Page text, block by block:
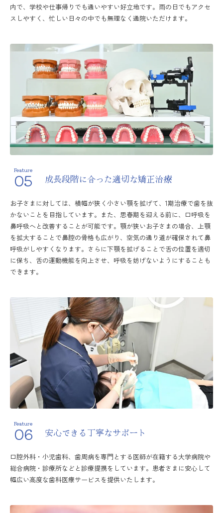
内で、学校や仕事帰りでも通いやすい好立地です。雨の日でもアクセ
スしやすく、忙しい日々の中でも無理なく通院いただけます。
Feature
05 成長段階に合った適切な矯正治療
お子さまに対しては、横幅が狭く小さい顎を拡げて、1期治療で歯を抜
かないことを目指しています。また、思春期を迎える前に、口呼吸を
鼻呼吸へと改善することが可能です。顎が狭いお子さまの場合、上顎
を拡大することで鼻腔の骨格も広がり、空気の通り道が確保されて鼻
呼吸がしやすくなります。さらに下顎を拡げることで舌の位置を適切
に保ち、舌の運動機能を向上させ、呼吸を妨げないようにすることも
できます。
Feature
06 安心できる丁寧なサポート
口腔外科・小児歯科、歯周病を専門とする医師が在籍する大学病院や
総合病院・診療所などと診療提携をしています。患者さまに安心して
幅広い高度な歯科医療サービスを提供いたします。